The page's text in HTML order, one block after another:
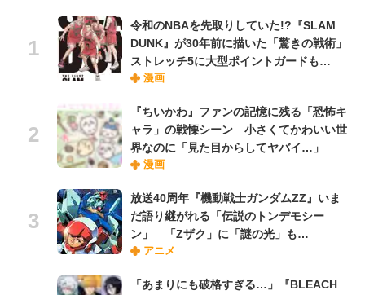
令和のNBAを先取りしていた!?『SLAM
DUNK』が30年前に描いた「驚きの戦術」
ストレッチ5に大型ポイントガードも…
漫画
『ちいかわ』ファンの記憶に残る「恐怖キ
ャラ」の戦慄シーン 小さくてかわいい世
界なのに「見た目からしてヤバイ…」
漫画
放送40周年『機動戦士ガンダムZZ』いま
だ語り継がれる「伝説のトンデモシー
ン」 「Zザク」に「謎の光」も…
アニメ
「あまりにも破格すぎる…」『BLEACH